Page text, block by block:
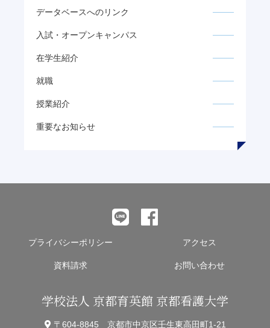
データベースへのリンク
入試・オープンキャンパス
在学生紹介
就職
授業紹介
重要なお知らせ
プライバシーポリシー アクセス
資料請求 お問い合わせ
学校法人 京都育英館 京都看護大学
〒604-8845 京都市中京区壬生東高田町1-21